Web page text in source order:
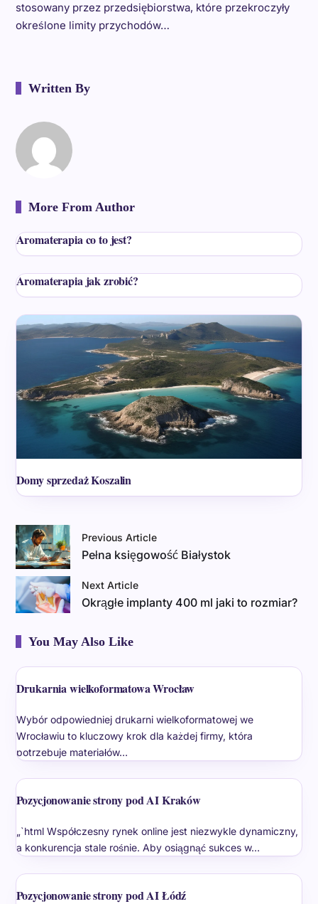
stosowany przez przedsiębiorstwa, które przekroczyły
określone limity przychodów…
Written By
More From Author
Aromaterapia co to jest?
Aromaterapia jak zrobić?
Domy sprzedaż Koszalin
Previous Article
Pełna księgowość Białystok
Next Article
Okrągłe implanty 400 ml jaki to rozmiar?
You May Also Like
Drukarnia wielkoformatowa Wrocław
Wybór odpowiedniej drukarni wielkoformatowej we
Wrocławiu to kluczowy krok dla każdej firmy, która
potrzebuje materiałów…
Pozycjonowanie strony pod AI Kraków
„`html Współczesny rynek online jest niezwykle dynamiczny,
a konkurencja stale rośnie. Aby osiągnąć sukces w…
Pozycjonowanie strony pod AI Łódź